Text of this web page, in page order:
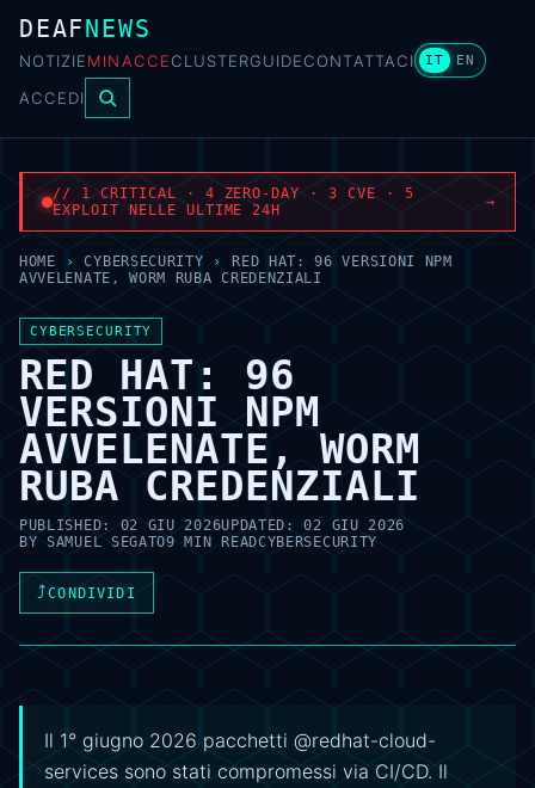
DEAFNEWS
NOTIZIEMINACCECLUSTERGUIDECONTATTACI IT EN
ACCEDI
// 1 CRITICAL · 4 ZERO-DAY · 3 CVE · 5
EXPLOIT NELLE ULTIME 24H
→
HOME › CYBERSECURITY ›
RED HAT: 96 VERSIONI NPM
AVVELENATE, WORM RUBA CREDENZIALI
CYBERSECURITY
RED HAT: 96
VERSIONI NPM
AVVELENATE, WORM
RUBA CREDENZIALI
PUBLISHED:02 GIU 2026UPDATED:02 GIU 2026
BYSAMUEL SEGATO9 MIN READCYBERSECURITY
⤴CONDIVIDI
Il 1° giugno 2026 pacchetti @redhat-cloud-
services sono stati compromessi via CI/CD. Il